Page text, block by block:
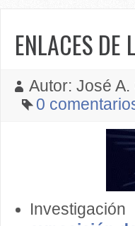
ENLACES
Autor: José A.
0